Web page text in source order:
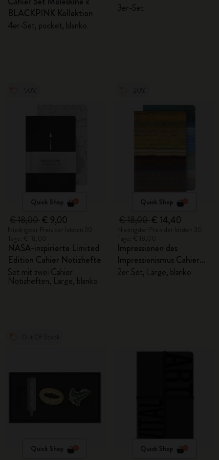
BLACKPINK Kollektion
4er-Set, pocket, blanko
3er-Set
Quick Shop
€ 9,00
NASA-inspirierte Limited
Edition Cahier Notizhefte
Set mit zwei Cahier
Notizheften, Large, blanko
Quick Shop
€ 14,40
Impressionen des
Impressionismus Cahier
Notizhefte
2er Set, Large, blanko
Quick Shop Quick Shop